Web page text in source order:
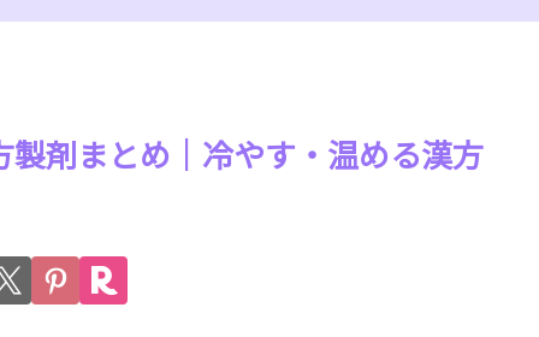
剤まとめ｜冷やす・温める漢方